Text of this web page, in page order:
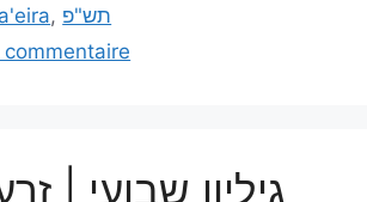
, תש"פ
גיליון שבועי |